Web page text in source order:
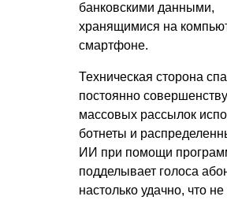
банковскими данными,
хранящимися на
смартфоне.
Техническая сторона
постоянно
массовых рассылок
ботнеты и
ИИ при помощи
подделывает голоса
настолько удачно, что не